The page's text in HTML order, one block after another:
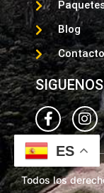
ES
Blog
Contacto
SIGUENOS
Todos los